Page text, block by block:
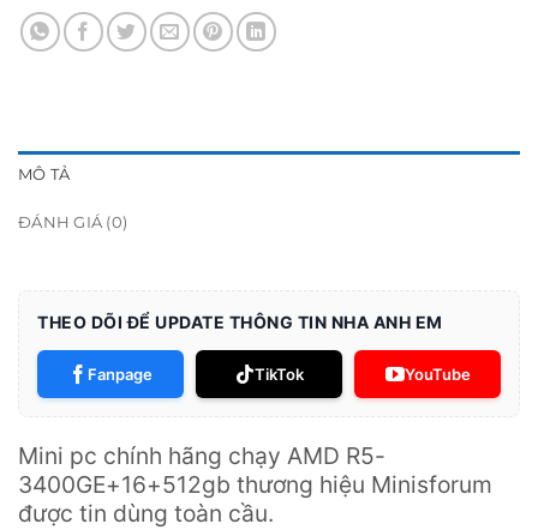
MÔ TẢ
ĐÁNH GIÁ (0)
THEO DÕI ĐỂ UPDATE THÔNG TIN NHA ANH EM
Fanpage TikTok YouTube
Mini pc chính hãng chạy AMD R5-
3400GE+16+512gb thương hiệu Minisforum
được tin dùng toàn cầu.